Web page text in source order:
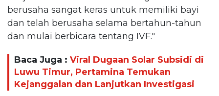
berusaha sangat keras untuk memiliki bayi
dan telah berusaha selama bertahun-tahun
dan mulai berbicara tentang IVF."
Baca Juga : Viral Dugaan Solar Subsidi di
Luwu Timur, Pertamina Temukan
Kejanggalan dan Lanjutkan Investigasi